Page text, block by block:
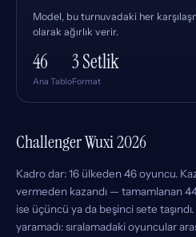
Model, bu turnuvadaki her
olarak ağırlık verir.
46
Ana Tablo
3 Setlik
Format
Challenger Wuxi 2026
Kadro dar: 16 ülkeden 46 oyuncu.
vermeden kazandı — tamamlanan
ise üçüncü ya da beşinci sete
yaramadı: sıralamadaki oyuncular